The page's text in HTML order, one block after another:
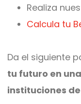
Realiza
Calcula tu
Da el siguiente
tu futuro en
instituciones